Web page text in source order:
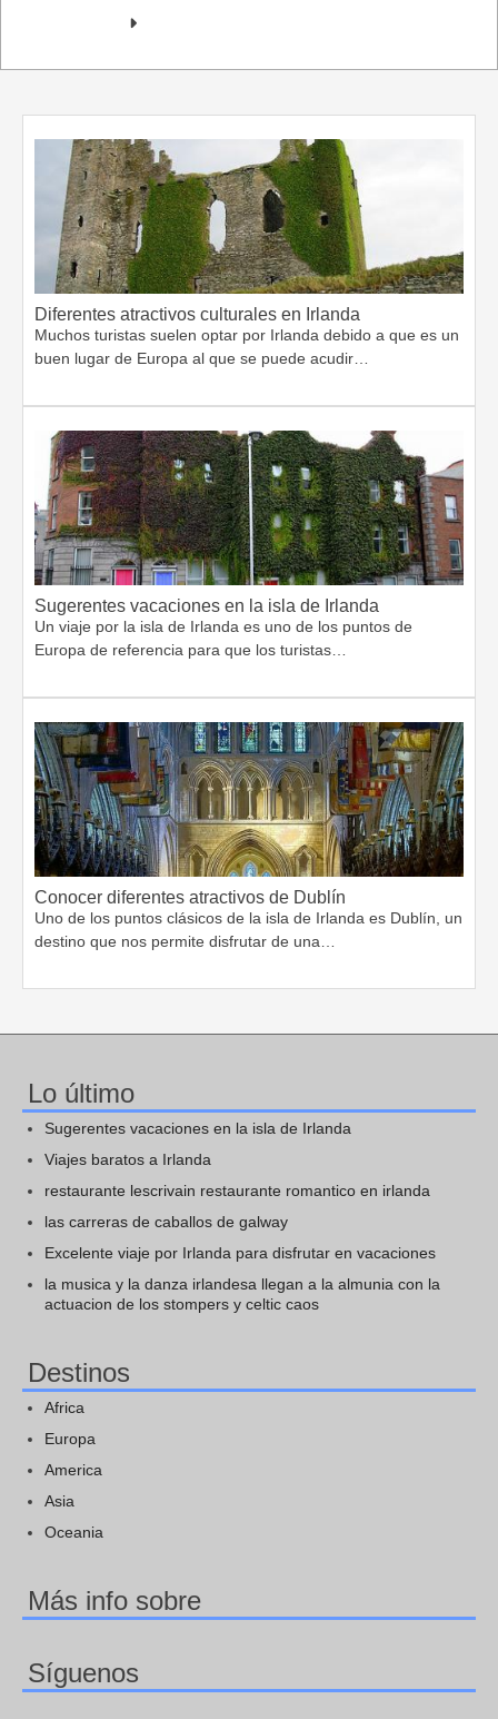
Diferentes atractivos culturales en Irlanda
Muchos turistas suelen optar por Irlanda debido a que es un
buen lugar de Europa al que se puede acudir…
Sugerentes vacaciones en la isla de Irlanda
Un viaje por la isla de Irlanda es uno de los puntos de
Europa de referencia para que los turistas…
Conocer diferentes atractivos de Dublín
Uno de los puntos clásicos de la isla de Irlanda es Dublín, un
destino que nos permite disfrutar de una…
Lo último
Sugerentes vacaciones en la isla de Irlanda
Viajes baratos a Irlanda
restaurante lescrivain restaurante romantico en irlanda
las carreras de caballos de galway
Excelente viaje por Irlanda para disfrutar en vacaciones
la musica y la danza irlandesa llegan a la almunia con la
actuacion de los stompers y celtic caos
Destinos
Africa
Europa
America
Asia
Oceania
Más info sobre
Síguenos